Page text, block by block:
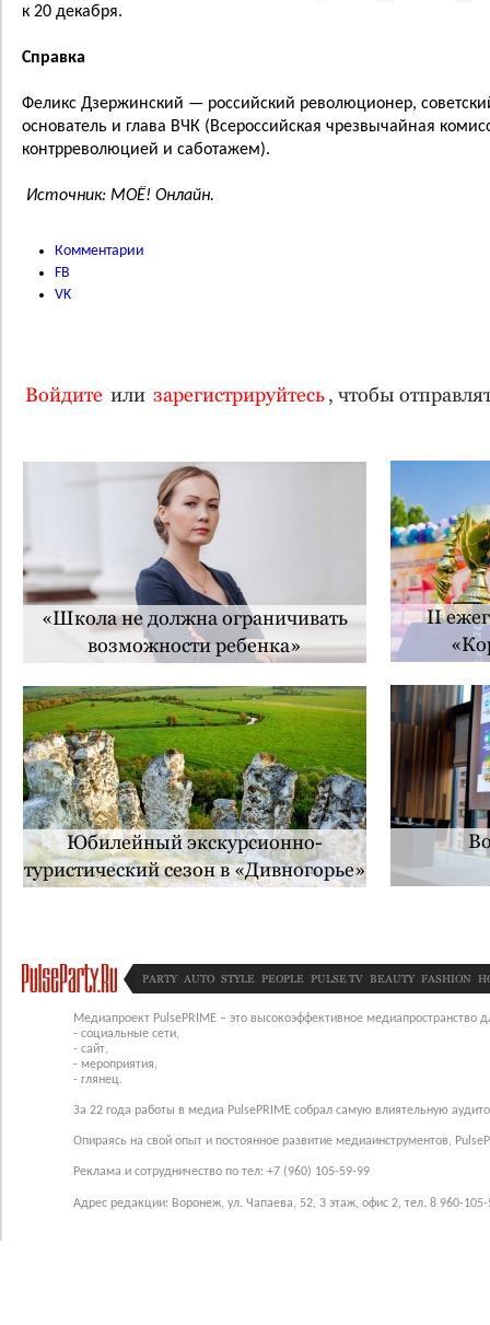
к 20 декабря.
Справка
Феликс Дзержинский — российский революционер,
основатель и глава ВЧК (Всероссийская чрезвычайная
контрреволюцией и саботажем).
Источник: МОЁ! Онлайн.
Комментарии
FB
VK
Войдите или зарегистрируйтесь, чтобы
«Школа не должна ограничивать
возможности ребенка»
II
Юбилейный экскурсионно-
туристический сезон в «Дивногорье»
PARTY AUTO STYLE PEOPLE PULSE TV BEAUTY FASHION
Медиапроект PulsePRIME – это высокоэффективное медиапространство
- социальные сети,
- сайт,
- мероприятия,
- глянец.
За 22 года работы в медиа PulsePRIME собрал самую влиятельную
Опираясь на свой опыт и постоянное развитие медиаинструментов,
Реклама и сотрудничество по тел: +7 (960) 105-59-99
Адрес редакции: Воронеж, ул. Чапаева, 52, 3 этаж, офис 2, тел. 8 960-